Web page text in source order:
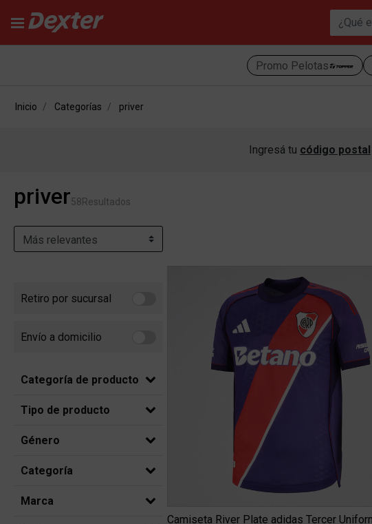
Promo Pelotas
Inicio Categorías priver
Ingresá tu código postal
priver58Resultados
Retiro por sucursal
Refine by Retiro por sucursal: Retiro por sucursal
Envío a domicilio
Refine by Envío a domicilio: Envio a domicilio
Categoría de producto
Tipo de producto
Género
Categoría
Marca